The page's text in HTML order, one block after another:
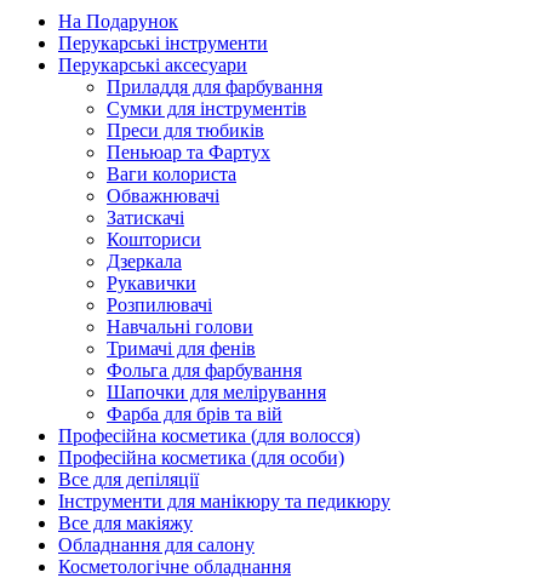
На Подарунок
Перукарські інструменти
Перукарські аксесуари
Приладдя для фарбування
Сумки для інструментів
Преси для тюбиків
Пеньюар та Фартух
Ваги колориста
Обважнювачі
Затискачі
Кошториси
Дзеркала
Рукавички
Розпилювачі
Навчальні голови
Тримачі для фенів
Фольга для фарбування
Шапочки для мелірування
Фарба для брів та вій
Професійна косметика (для волосся)
Професійна косметика (для особи)
Все для депіляції
Інструменти для манікюру та педикюру
Все для макіяжу
Обладнання для салону
Косметологічне обладнання